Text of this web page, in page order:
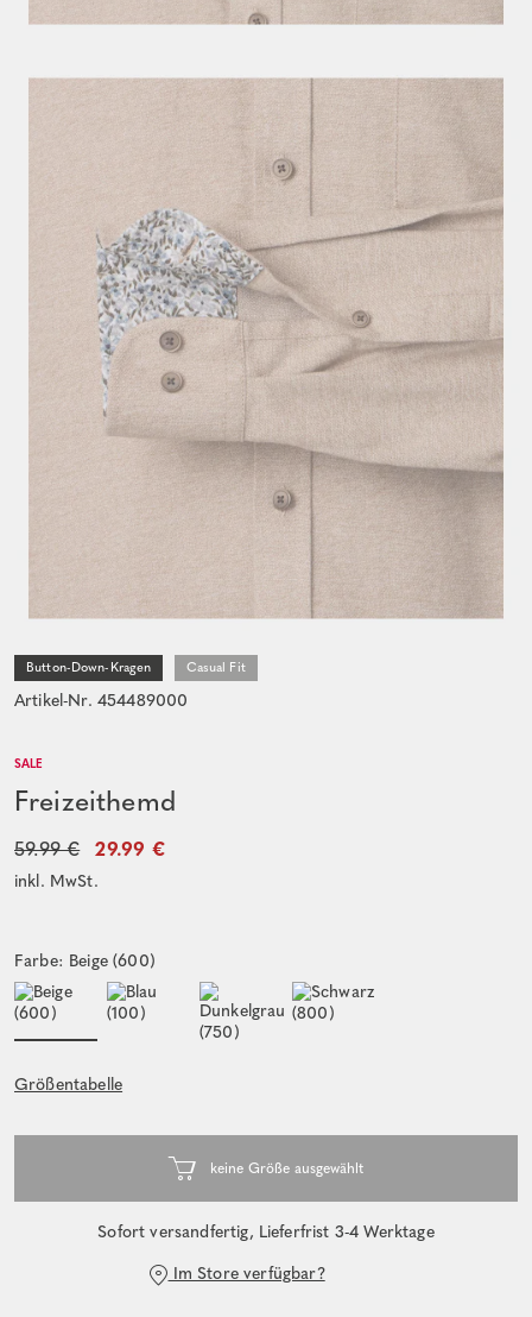
Button-Down-Kragen Casual Fit
Artikel-Nr. 454489000
SALE
Freizeithemd
59.99 € 29.99 €
inkl. MwSt.
Farbe: Beige (600)
Größentabelle
Sofort versandfertig, Lieferfrist 3-4 Werktage
Im Store verfügbar?